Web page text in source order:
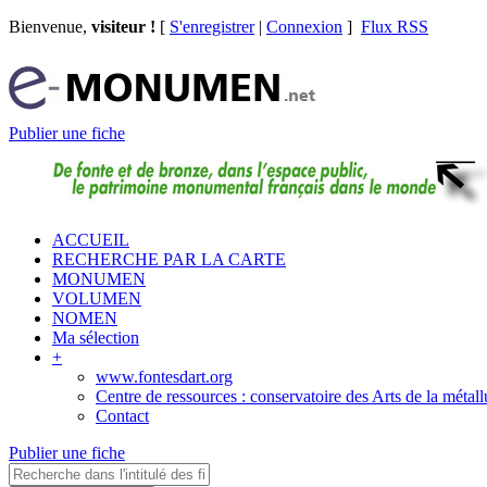
Bienvenue, visiteur ! [ S'enregistrer| Connexion ] Flux RSS
Publier une fiche
ACCUEIL
RECHERCHE PAR LA CARTE
MONUMEN
VOLUMEN
NOMEN
Ma sélection
+
www.fontesdart.org
Centre de ressources : conservatoire des Arts de la
Contact
Publier une fiche